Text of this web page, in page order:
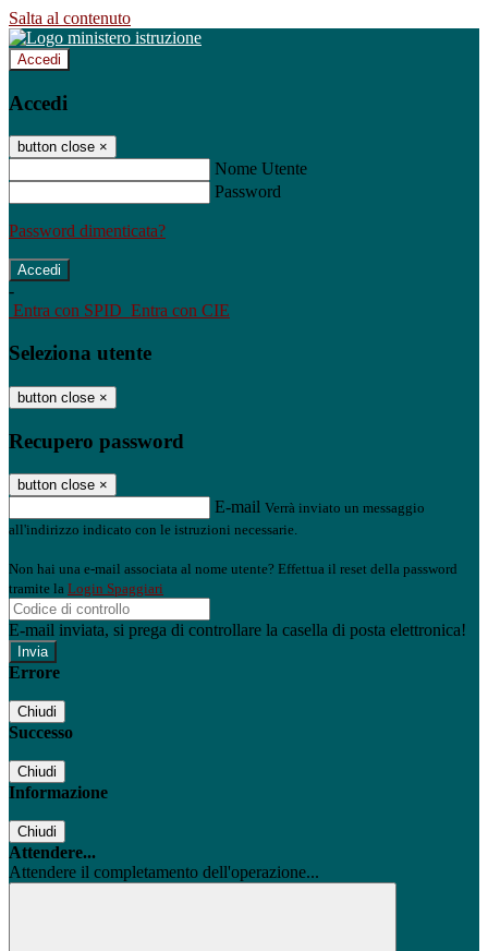
Salta al contenuto
Accedi
Accedi
button close ×
Nome Utente
Password
Password dimenticata?
-
Entra con SPID Entra con CIE
Seleziona utente
button close ×
Recupero password
button close ×
E-mail Verrà inviato un messaggio
all'indirizzo indicato con le istruzioni necessarie.
Non hai una e-mail associata al nome utente? Effettua il reset della password
tramite la Login Spaggiari
E-mail inviata, si prega di controllare la casella di posta elettronica!
Errore
Chiudi
Successo
Chiudi
Informazione
Chiudi
Attendere...
Attendere il completamento dell'operazione...